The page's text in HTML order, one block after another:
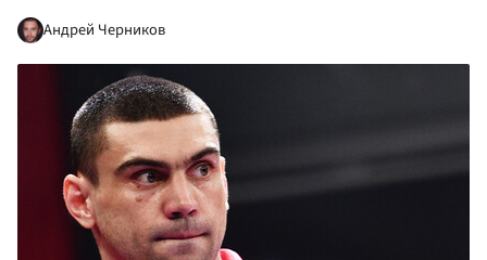
Андрей Черников